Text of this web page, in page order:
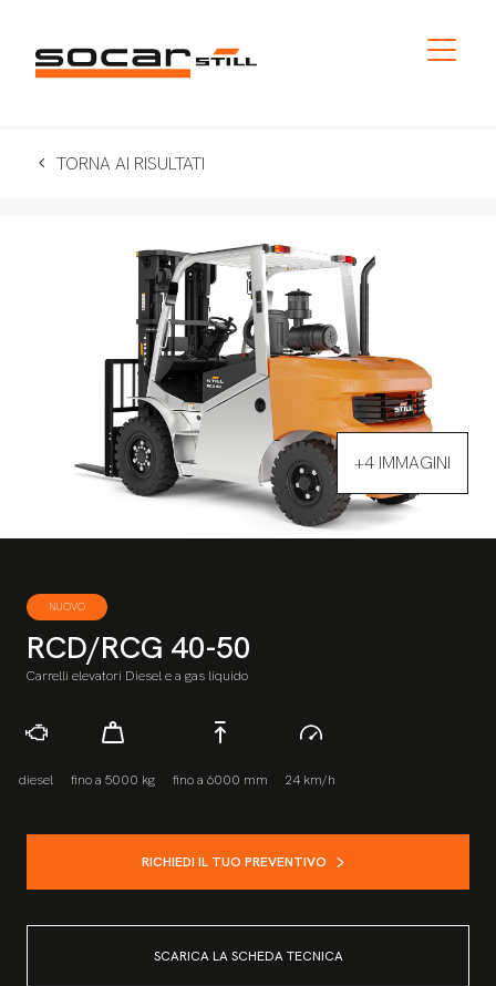
TORNA AI RISULTATI
+4 IMMAGINI
NUOVO
RCD/RCG 40-50
Carrelli elevatori Diesel e a gas liquido
diesel fino a 5000 kg fino a 6000 mm 24 km/h
RICHIEDI IL TUO PREVENTIVO
SCARICA LA SCHEDA TECNICA